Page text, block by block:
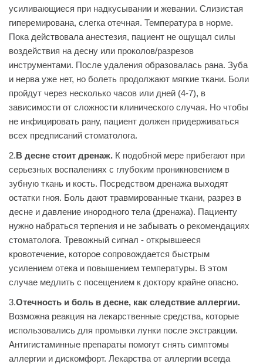
усиливающиеся при надкусывании и жевании. Слизистая
гиперемирована, слегка отечная. Температура в норме.
Пока действовала анестезия, пациент не ощущал силы
воздействия на десну или проколов/разрезов
инструментами. После удаления образовалась рана. Зуба
и нерва уже нет, но болеть продолжают мягкие ткани. Боли
пройдут через несколько часов или дней (4-7), в
зависимости от сложности клинического случая. Но чтобы
не инфицировать рану, пациент должен придерживаться
всех предписаний стоматолога.
2.В десне стоит дренаж. К подобной мере прибегают при
серьезных воспалениях с глубоким проникновением в
зубную ткань и кость. Посредством дренажа выходят
остатки гноя. Боль дают травмированные ткани, разрез в
десне и давление инородного тела (дренажа). Пациенту
нужно набраться терпения и не забывать о рекомендациях
стоматолога. Тревожный сигнал - открывшееся
кровотечение, которое сопровождается быстрым
усилением отека и повышением температуры. В этом
случае медлить с посещением к доктору крайне опасно.
3.Отечность и боль в десне, как следствие аллергии.
Возможна реакция на лекарственные средства, которые
использовались для промывки лунки после экстракции.
Антигистаминные препараты помогут снять симптомы
аллергии и дискомфорт. Лекарства от аллергии всегда